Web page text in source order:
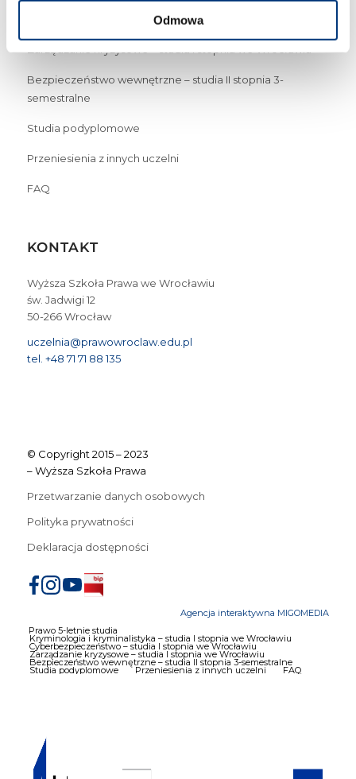
Odmowa
Cyberbezpieczeństwo – studia I stopnia we Wrocławiu
Bezpieczeństwo wewnętrzne – studia II stopnia 3-
semestralne
Studia podyplomowe
Przeniesienia z innych uczelni
FAQ
KONTAKT
Wyższa Szkoła Prawa we Wrocławiu
św. Jadwigi 12
50-266 Wrocław
uczelnia@prawowroclaw.edu.pl
tel. +48 71 71 88 135
© Copyright 2015 – 2023
– Wyższa Szkoła Prawa
Przetwarzanie danych osobowych
Polityka prywatności
Deklaracja dostępności
Agencja interaktywna MIGOMEDIA
Prawo 5-letnie studia
Kryminologia i kryminalistyka – studia I stopnia we Wrocławiu
Cyberbezpieczeństwo – studia I stopnia we Wrocławiu
Zarządzanie kryzysowe – studia I stopnia we Wrocławiu
Bezpieczeństwo wewnętrzne – studia II stopnia 3-semestralne
Studia podyplomowe Przeniesienia z innych uczelni FAQ